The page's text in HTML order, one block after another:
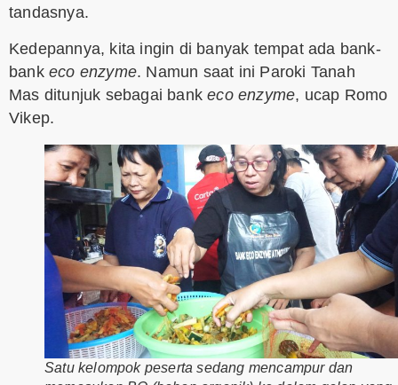
tandasnya.
Kedepannya, kita ingin di banyak tempat ada bank-
bank eco enzyme. Namun saat ini Paroki Tanah
Mas ditunjuk sebagai bankeco enzyme, ucap Romo
Vikep.
Satu kelompok peserta sedang mencampur dan